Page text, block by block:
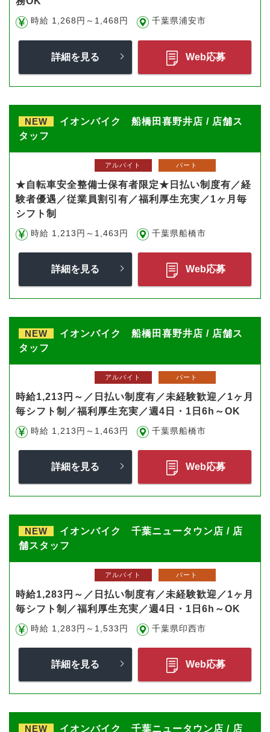
時給 1,268円～1,468円 千葉県浦安市
詳細を見る Web応募
NEW
イオンバイク 船橋田喜野井店 / 店舗ス
タッフ
アルバイト パート
★自転車安全整備士保有者限定★日払い制度有／経
験者優遇／従業員割引有／福利厚生充実／1ヶ月毎
シフト制
時給 1,213円～1,463円 千葉県船橋市
詳細を見る Web応募
NEW
イオンバイク 船橋田喜野井店 / 店舗ス
タッフ
アルバイト パート
時給1,213円～／日払い制度有／未経験歓迎／1ヶ月
毎シフト制／福利厚生充実／週4日・1日6h～OK
時給 1,213円～1,463円 千葉県船橋市
詳細を見る Web応募
NEW
イオンバイク 千葉ニュータウン店 / 店
舗スタッフ
アルバイト パート
時給1,283円～／日払い制度有／未経験歓迎／1ヶ月
毎シフト制／福利厚生充実／週4日・1日6h～OK
時給 1,283円～1,533円 千葉県印西市
詳細を見る Web応募
NEW
イオンバイク 千葉ニュータウン店 / 店